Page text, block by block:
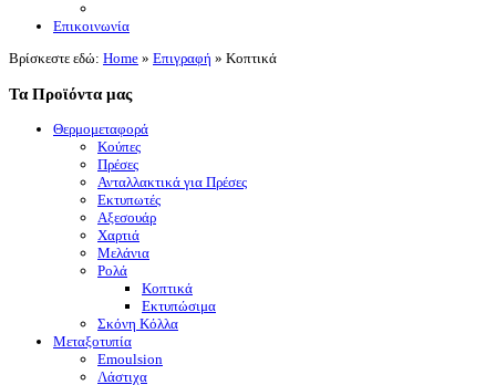
Επικοινωνία
Βρίσκεστε εδώ: Home » Επιγραφή » Κοπτικά
Τα Προϊόντα μας
Θερμομεταφορά
Κούπες
Πρέσες
Ανταλλακτικά για Πρέσες
Εκτυπωτές
Αξεσουάρ
Χαρτιά
Μελάνια
Ρολά
Κοπτικά
Εκτυπώσιμα
Σκόνη Κόλλα
Μεταξοτυπία
Emoulsion
Λάστιχα